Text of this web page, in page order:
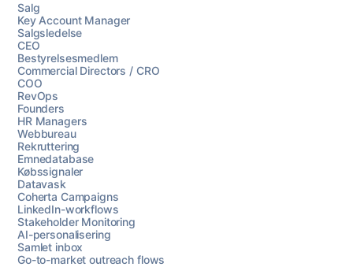
Salg
Key Account Manager
Salgsledelse
CEO
Bestyrelsesmedlem
Commercial Directors / CRO
COO
RevOps
Founders
HR Managers
Webbureau
Rekruttering
Emnedatabase
Købssignaler
Datavask
Coherta Campaigns
LinkedIn-workflows
Stakeholder Monitoring
AI-personalisering
Samlet inbox
Go-to-market outreach flows